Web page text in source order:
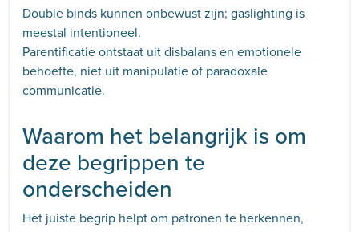
Double binds kunnen onbewust zijn; gaslighting is
meestal intentioneel.
Parentificatie ontstaat uit disbalans en emotionele
behoefte, niet uit manipulatie of paradoxale
communicatie.
Waarom het belangrijk is om
deze begrippen te
onderscheiden
Het juiste begrip helpt om patronen te herkennen,